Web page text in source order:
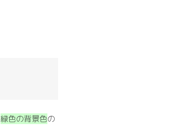
緑色の背景色の